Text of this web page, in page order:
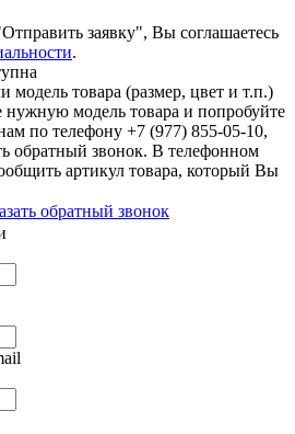
заявку", Вы соглашаетесь
.
товара (размер, цвет и т.п.)
нужную модель товара и попробуйте
по телефону +7 (977) 855-05-10,
обратный звонок. В телефонном
артикул товара, который Вы
обратный звонок